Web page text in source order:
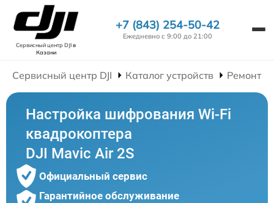
Сервисный центр DJIв
Казани
+7 (843) 254-50-42
Ежедневно с 9:00 до 21:00
Сервисный центр DJI Каталог устройств Ремонт
Настройка шифрования Wi-Fi
квадрокоптера
DJI Mavic Air 2S
Официальный сервис
Гарантийное обслуживание